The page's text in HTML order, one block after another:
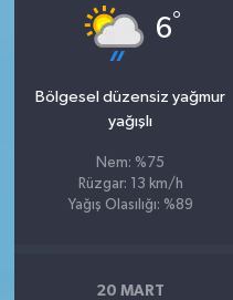
6°
Bölgesel düzensiz yağmur
yağışlı
Nem: %75
Rüzgar: 13 km/h
Yağış Olasılığı: %89
20 MART